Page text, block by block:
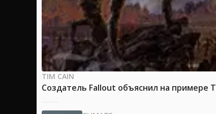
TIM CAIN
Создатель Fallout объяснил на примере